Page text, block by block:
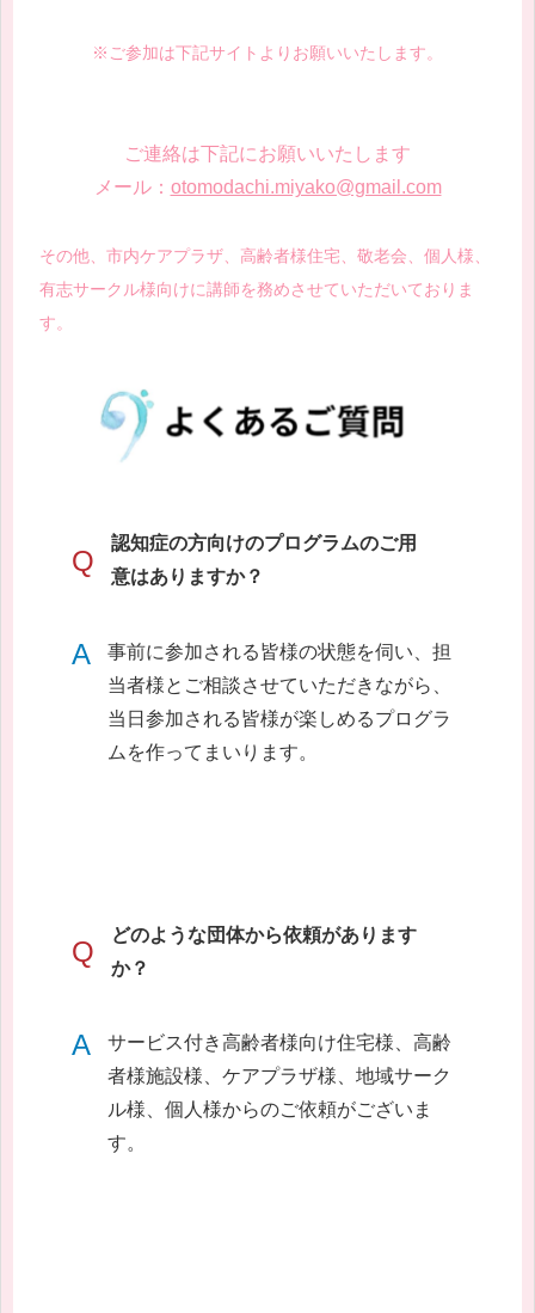
※ご参加は下記サイトよりお願いいたします。
ご連絡は下記にお願いいたします
メール： otomodachi.miyako@gmail.com
その他、市内ケアプラザ、高齢者様住宅、敬老会、個人様、
有志サークル様向けに講師を務めさせていただいておりま
す。
Q
認知症の方向けのプログラムのご用
意はありますか？
A
事前に参加される皆様の状態を伺い、担
当者様とご相談させていただきながら、
当日参加される皆様が楽しめるプログラ
ムを作ってまいります。
Q
どのような団体から依頼があります
か？
A
サービス付き高齢者様向け住宅様、高齢
者様施設様、ケアプラザ様、地域サーク
ル様、個人様からのご依頼がございま
す。